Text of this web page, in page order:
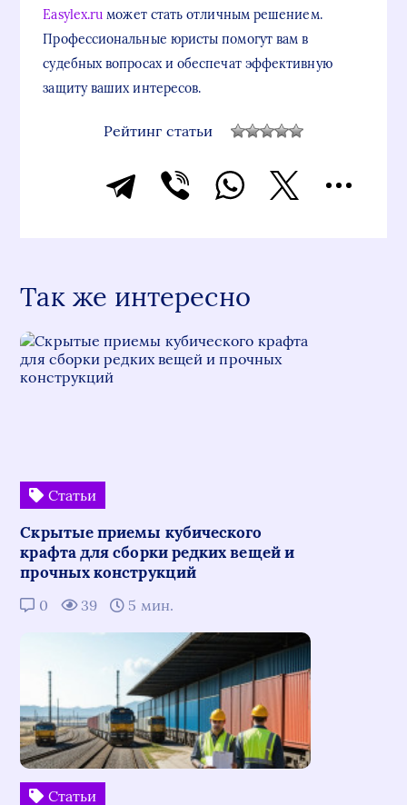
Easylex.ru может стать отличным решением.
Профессиональные юристы помогут вам в
судебных вопросах и обеспечат эффективную
защиту ваших интересов.
Рейтинг статьи
Так же интересно
Статьи
Скрытые приемы кубического
крафта для сборки редких вещей и
прочных конструкций
0 39 5 мин.
Статьи